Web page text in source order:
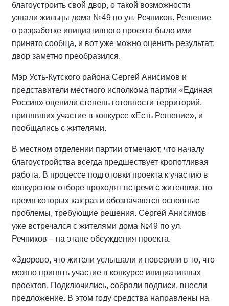
благоустроить свой двор, о такой возможности
узнали жильцы дома №49 по ул. Речников. Решение
о разработке инициативного проекта было ими
принято сообща, и вот уже можно оценить результат:
двор заметно преобразился.
Мэр Усть-Кутского района Сергей Анисимов и
представители местного исполкома партии «Единая
Россия» оценили степень готовности территорий,
принявших участие в конкурсе «Есть Решение», и
пообщались с жителями.
В местном отделении партии отмечают, что началу
благоустройства всегда предшествует кропотливая
работа. В процессе подготовки проекта к участию в
конкурсном отборе проходят встречи с жителями, во
время которых как раз и обозначаются основные
проблемы, требующие решения. Сергей Анисимов
уже встречался с жителями дома №49 по ул.
Речников – на этапе обсуждения проекта.
«Здорово, что жители услышали и поверили в то, что
можно принять участие в конкурсе инициативных
проектов. Подключились, собрали подписи, внесли
предложение. В этом году средства направлены на